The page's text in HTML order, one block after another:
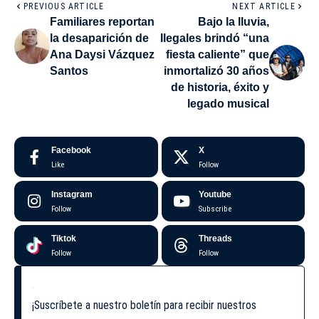
PREVIOUS ARTICLE
Familiares reportan
la desaparición de
Ana Daysi Vázquez
Santos
NEXT ARTICLE
Bajo la lluvia,
Ilegales brindó “una
fiesta caliente” que
inmortalizó 30 años
de historia, éxito y
legado musical
Facebook
Like
X
Follow
Instagram
Follow
Youtube
Subscribe
Tiktok
Follow
Threads
Follow
¡Suscríbete a nuestro boletín para recibir nuestros